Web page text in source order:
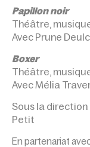
Papillon noir
Théâtre,
Avec Prune
Boxer
Théâtre,
Avec Mélia
Sous la direction
Petit
En partenariat